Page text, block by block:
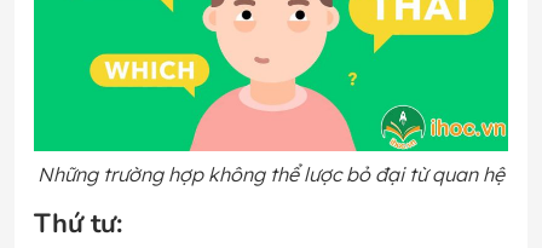
Những trường hợp không thể lược bỏ đại từ quan hệ
Thứ tư: